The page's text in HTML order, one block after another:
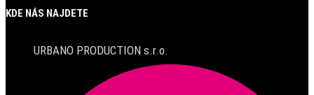
KDE NÁS NAJDETE
URBANO PRODUCTION s.r.o.